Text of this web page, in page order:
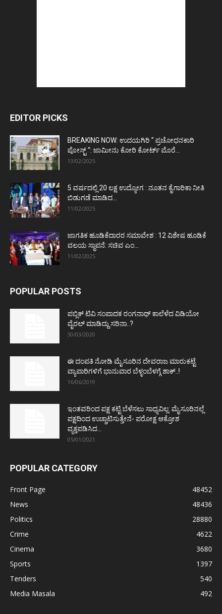
EDITOR PICKS
BREAKING NOW: ಉದಯಗಿರಿ “ ಪ್ರಚೋಧನಕಾರಿ
ಪೋಸ್ಟ್‌ “: ಜಾಮೀನು ಕೋರಿ ಕೋರ್ಟ್‌ ಮೊರೆ...
13/02/2025
5 ವರ್ಷದಲ್ಲಿ 20 ಲಕ್ಷ ಉದ್ಯೋಗ : ನೂತನ ಕೈಗಾರಿಕಾ ನೀತಿ
ಬಿಡುಗಡೆ ಮಾಡಿದ...
11/02/2025
ಜಾಗತಿಕ ಹೂಡಿಕೆದಾರರ ಸಮಾವೇಶ : 12 ವಿಶೇಷ ಹೂಡಿಕೆ
ವಲಯ ಸ್ಥಾಪನೆ: ಸಚಿವ ಎಂ...
11/02/2025
POPULAR POSTS
ಪಬ್ಲಿಕ್ ಟಿವಿ ಸಂಪಾದಕ ರಂಗನಾಥ್ ಕಾಲೆಳೆದ ವಿಡಿಯೋ
ವೈರಲ್ ಮಾಡಿದ್ದು ಸರಿನಾ..?
30/03/2020
ಈ ದಂಪತಿ ನೋಡಿ ಮೈಸೂರಿನ ದೇವರಾಜ ಮಾರುಕಟ್ಟೆ
ವ್ಯಾಪಾರಿಗಳಿಗೆ ಭಾನುವಾರ ಬೆಳ್ಳಂಬೆಳಗ್ಗೆ ಶಾಕ್..!
16/06/2019
ಇಂತವರಿಂದ ಪಕ್ಷ ಕಟ್ಟಿ ಬೆಳೆಸಲು ಸಾಧ್ಯವಿಲ್ಲ: ಮೈಸೂರಿನಲ್ಲೆ
ಪಕ್ಷದಿಂದ ಉಚ್ಚಾಟಿಸುತ್ತೇನೆ- ಪರೋಕ್ಷ ಆಕ್ರೋಶ
ವ್ಯಕ್ತಪಡಿಸಿದ...
05/01/2021
POPULAR CATEGORY
Front Page
48452
News
48436
Politics
28880
Crime
4622
Cinema
3680
Sports
1397
Tenders
540
Media Masala
492